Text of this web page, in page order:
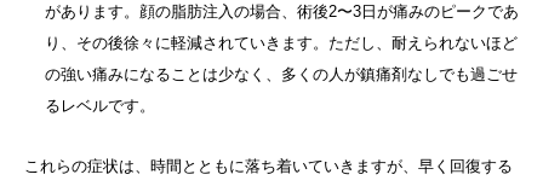
があります。顔の脂肪注入の場合、術後2〜3日が痛みのピークであ
り、その後徐々に軽減されていきます。ただし、耐えられないほど
の強い痛みになることは少なく、多くの人が鎮痛剤なしでも過ごせ
るレベルです。
これらの症状は、時間とともに落ち着いていきますが、早く回復する